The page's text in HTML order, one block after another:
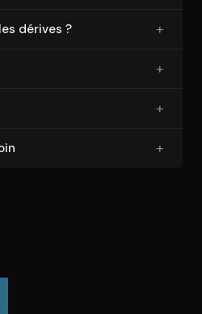
dérives ? +
+
+
+